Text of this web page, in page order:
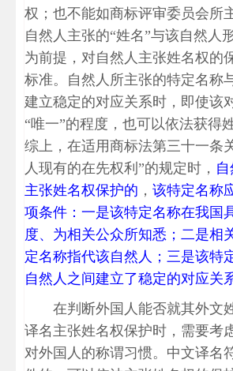
权；也不能如商标评审委员会所
自然人主张的“姓名”与该自然人
为前提，对自然人主张姓名权的
标准。自然人所主张的特定名称
建立稳定的对应关系时，即使该
“唯一”的程度，也可以依法获得
综上，在适用商标法第三十一条
人现有的在先权利”的规定时，
主张姓名权保护的 ， 该特定名称
项条件：一是该特定名称在我国
度、为相关公众所知悉；二是相
定名称指代该自然人；三是该特
自然人之间建立了稳定的对应关
在判断外国人能否就其外文
译名主张姓名权保护时，需要考
对外国人的称谓习惯。中文译名